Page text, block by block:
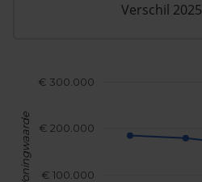
€ 100.000
€ 200.000
€ 300.000
Woningwaarde
Verschil